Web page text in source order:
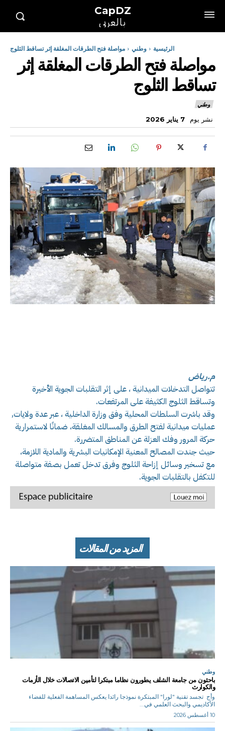
CapDZ
بالعربي
الرئيسية وطني مواصلة فتح الطرقات المغلقة إثر تساقط الثلوج
مواصلة فتح الطرقات المغلقة إثر
تساقط الثلوج
وطني
نشر يوم 7 يناير 2026
م.رياض
تتواصل التدخلات الميدانية ، على إثر التقلبات الجوية الأخيرة
وتساقط الثلوج الكثيفة على المرتفعات.
وقد باشرت السلطات المحلية وفق وزارة الداخلية ، عبر عدة ولايات,
عمليات ميدانية لفتح الطرق والمسالك المغلقة، ضمانًا لاستمرارية
حركة المرور وفك العزلة عن المناطق المتضررة.
حيث جندت المصالح المعنية الإمكانيات البشرية والمادية اللازمة،
مع تسخير وسائل إزاحة الثلوج وفرق تدخل تعمل بصفة متواصلة
للتكفل بالتقلبات الجوية.
المزيد من المقالات
وطني
باحثون من جامعة الشلف يطورون نظاما مبتكرا لتأمين الاتصالات خلال الأزمات
والكوارث
وأج تجسد تقنية "لورا" المبتكرة نموذجا رائدا يعكس المساهمة الفعلية للفضاء
الأكاديمي والبحث العلمي في...
10 أغسطس 2026